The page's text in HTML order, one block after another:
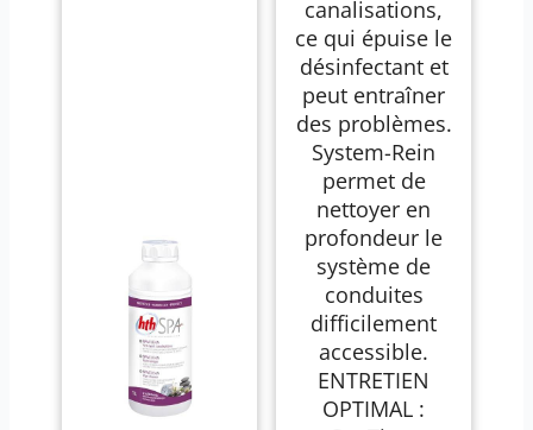
canalisations,
ce qui épuise le
désinfectant et
peut entraîner
des problèmes.
System-Rein
permet de
nettoyer en
profondeur le
système de
conduites
difficilement
accessible.
ENTRETIEN
OPTIMAL :